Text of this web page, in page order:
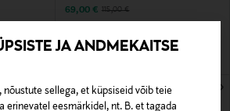
JA ANDMEKAITSE
nõustute sellega, et küpsiseid võib teie
erinevatel eesmärkidel, nt. B. et tagada
Discounted Price
69,00 € Original Price
115,00 €